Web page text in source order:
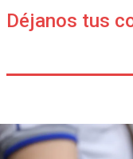
Déjanos tus